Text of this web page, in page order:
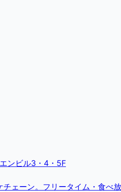
ンビル3・4・5F
ェーン。フリータイム・食べ